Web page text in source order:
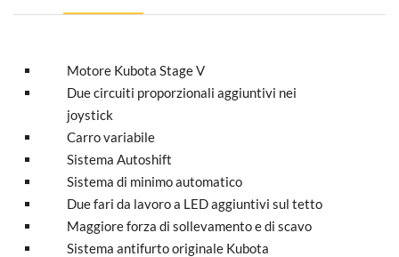
Motore Kubota Stage V
Due circuiti proporzionali aggiuntivi nei
joystick
Carro variabile
Sistema Autoshift
Sistema di minimo automatico
Due fari da lavoro a LED aggiuntivi sul tetto
Maggiore forza di sollevamento e di scavo
Sistema antifurto originale Kubota